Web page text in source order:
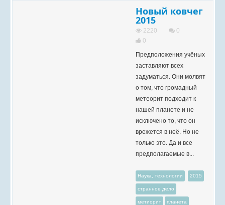
Новый ковчег
2015
2220
0
0
Предположения учёных
заставляют всех
задуматься. Они молвят
о том, что громадный
метеорит подходит к
нашей планете и не
исключено то, что он
врежется в неё. Но не
только это. Да и все
предполагаемые в...
Наука, технологии 2015
странное дело
метиорит планета